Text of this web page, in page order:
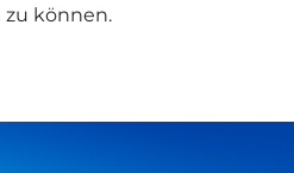
können.